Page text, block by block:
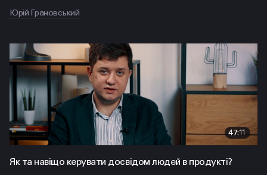
Юрій Грановський
47:11
Як та навіщо керувати досвідом людей в продукті?